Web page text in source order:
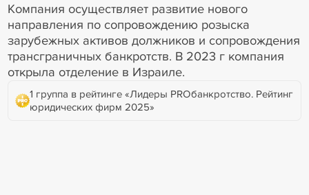
Компания осуществляет развитие нового
направления по сопровождению розыска
зарубежных активов должников и сопровождения
трансграничных банкротств. В 2023 г компания
открыла отделение в Израиле.
1 группа в рейтинге «Лидеры PROбанкротство. Рейтинг
юридических фирм 2025»